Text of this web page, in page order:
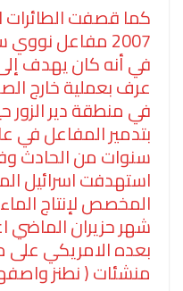
كما قصفت الطائرات
2007 مفاعل
في أنه كان يهدف
عرف بعملية خارج
في منطقة دير الزور
سنوات من الحادث
استهدفت اسرائيل
المخصص لإنتاج
شهر حزيران الماضي
بعده الامريكي على
منشئات ( نطنز